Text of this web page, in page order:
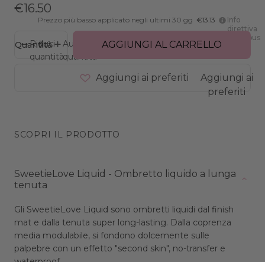
€16.50
Prezzo più basso applicato negli ultimi 30 gg €13.13
Info
direttiva
Omnibus
Riduci
quantità
Quantità
Aumenta
quantità
AGGIUNGI AL CARRELLO
Aggiungi ai preferiti
Aggiungi ai
preferiti
SCOPRI IL PRODOTTO
SweetieLove Liquid - Ombretto liquido a lunga
tenuta
Gli SweetieLove Liquid sono ombretti liquidi dal finish
mat e dalla tenuta super long-lasting. Dalla coprenza
media modulabile, si fondono dolcemente sulle
palpebre con un effetto "second skin", no-transfer e